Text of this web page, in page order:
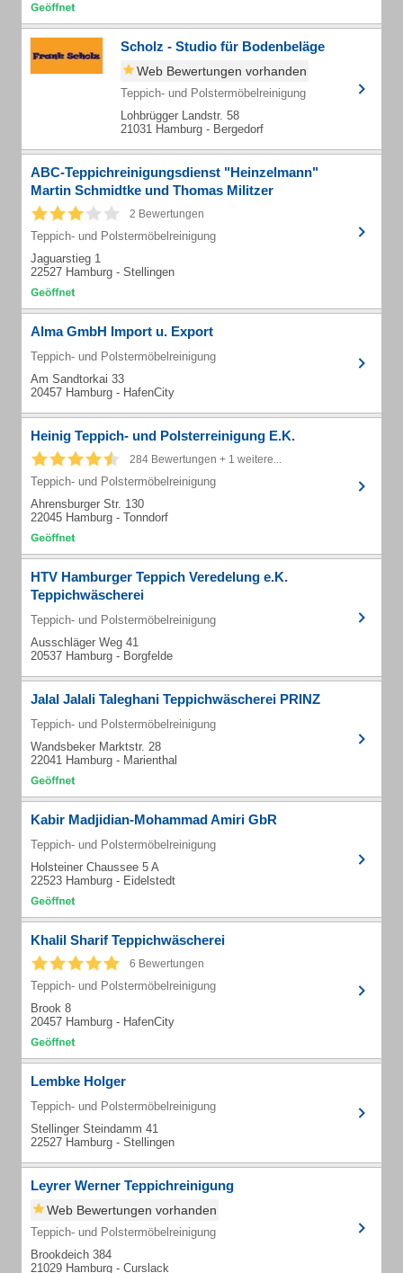
Scholz - Studio für Bodenbeläge
Web Bewertungen vorhanden
Teppich- und Polstermöbelreinigung
Lohbrügger Landstr. 58
21031 Hamburg - Bergedorf
ABC-Teppichreinigungsdienst "Heinzelmann"
Martin Schmidtke und Thomas Militzer
2 Bewertungen
Teppich- und Polstermöbelreinigung
Jaguarstieg 1
22527 Hamburg - Stellingen
Alma GmbH Import u. Export
Teppich- und Polstermöbelreinigung
Am Sandtorkai 33
20457 Hamburg - HafenCity
Heinig Teppich- und Polsterreinigung E.K.
284 Bewertungen + 1 weitere...
Teppich- und Polstermöbelreinigung
Ahrensburger Str. 130
22045 Hamburg - Tonndorf
HTV Hamburger Teppich Veredelung e.K.
Teppichwäscherei
Teppich- und Polstermöbelreinigung
Ausschläger Weg 41
20537 Hamburg - Borgfelde
Jalal Jalali Taleghani Teppichwäscherei PRINZ
Teppich- und Polstermöbelreinigung
Wandsbeker Marktstr. 28
22041 Hamburg - Marienthal
Kabir Madjidian-Mohammad Amiri GbR
Teppich- und Polstermöbelreinigung
Holsteiner Chaussee 5 A
22523 Hamburg - Eidelstedt
Khalil Sharif Teppichwäscherei
6 Bewertungen
Teppich- und Polstermöbelreinigung
Brook 8
20457 Hamburg - HafenCity
Lembke Holger
Teppich- und Polstermöbelreinigung
Stellinger Steindamm 41
22527 Hamburg - Stellingen
Leyrer Werner Teppichreinigung
Web Bewertungen vorhanden
Teppich- und Polstermöbelreinigung
Brookdeich 384
21029 Hamburg - Curslack